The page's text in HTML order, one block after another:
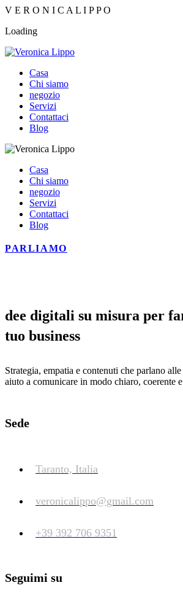
V E R O N I C A L I PPO
Loading
Casa
Chi siamo
negozio
Servizi
Contattaci
Blog
Casa
Chi siamo
negozio
Servizi
Contattaci
Blog
PARLIAMO
dee digitali su misura per
tuo business
Strategia, empatia e contenuti che parlano
aiuto a comunicare in modo chiaro, coerente
Sede
Taranto, Italia
veronicalippo@gmail.com
+39 392 706 9351
Seguimi su